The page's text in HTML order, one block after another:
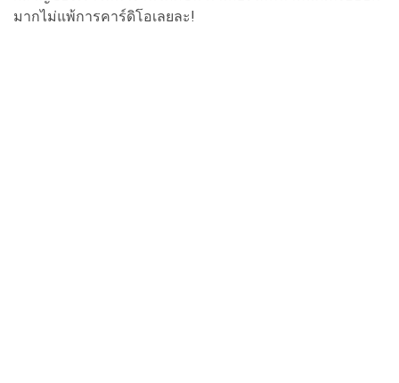
มากไม่แพ้การคาร์ดิโอเลยละ!